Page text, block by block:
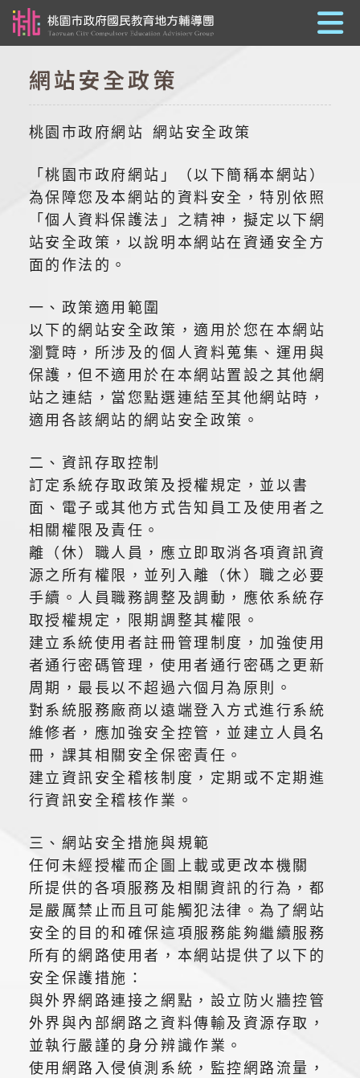
網站安全政策
桃園市政府網站 網站安全政策
「桃園市政府網站」（以下簡稱本網站）
為保障您及本網站的資料安全，特別依照
「個人資料保護法」之精神，擬定以下網
站安全政策，以說明本網站在資通安全方
面的作法的。
一、政策適用範圍
以下的網站安全政策，適用於您在本網站
瀏覽時，所涉及的個人資料蒐集、運用與
保護，但不適用於在本網站置設之其他網
站之連結，當您點選連結至其他網站時，
適用各該網站的網站安全政策。
二、資訊存取控制
訂定系統存取政策及授權規定，並以書
面、電子或其他方式告知員工及使用者之
相關權限及責任。
離（休）職人員，應立即取消各項資訊資
源之所有權限，並列入離（休）職之必要
手續。人員職務調整及調動，應依系統存
取授權規定，限期調整其權限。
建立系統使用者註冊管理制度，加強使用
者通行密碼管理，使用者通行密碼之更新
周期，最長以不超過六個月為原則。
對系統服務廠商以遠端登入方式進行系統
維修者，應加強安全控管，並建立人員名
冊，課其相關安全保密責任。
建立資訊安全稽核制度，定期或不定期進
行資訊安全稽核作業。
三、網站安全措施與規範
任何未經授權而企圖上載或更改本機關
所提供的各項服務及相關資訊的行為，都
是嚴厲禁止而且可能觸犯法律。為了網站
安全的目的和確保這項服務能夠繼續服務
所有的網路使用者，本網站提供了以下的
安全保護措施：
與外界網路連接之網點，設立防火牆控管
外界與內部網路之資料傳輸及資源存取，
並執行嚴謹的身分辨識作業。
使用網路入侵偵測系統，監控網路流量，